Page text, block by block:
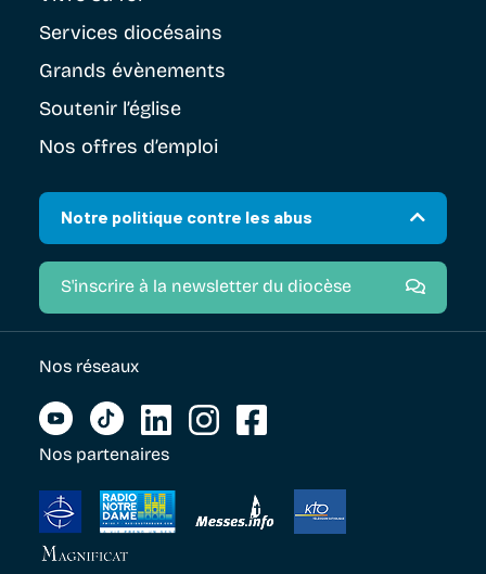
Services diocésains
Grands évènements
Soutenir l’église
Nos offres d’emploi
Notre politique contre les abus
S'inscrire à la newsletter du diocèse
Nos réseaux
Nos partenaires